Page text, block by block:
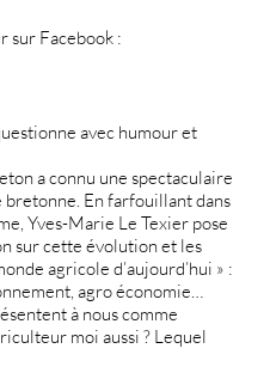
sur Facebook :
avec humour et
a connu une spectaculaire
En farfouillant dans
Yves-Marie Le Texier pose
sur cette évolution et les
agricole d’aujourd’hui » :
agro économie…
à nous comme
moi aussi ? Lequel